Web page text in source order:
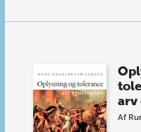
arv
Af